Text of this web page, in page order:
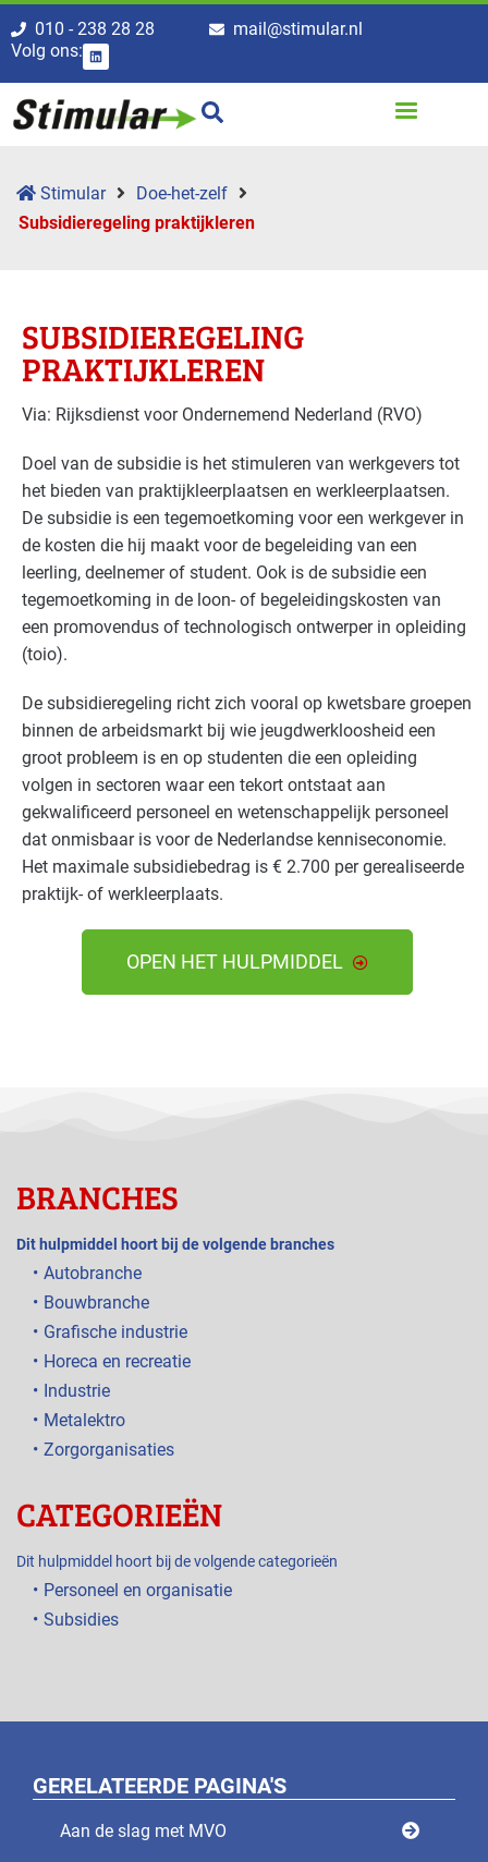
010 - 238 28 28
mail@stimular.nl
Volg ons:
Stimular
Doe-het-zelf
Subsidieregeling praktijkleren
SUBSIDIEREGELING
PRAKTIJKLEREN
Via: Rijksdienst voor Ondernemend Nederland (RVO)
Doel van de subsidie is het stimuleren van werkgevers tot
het bieden van praktijkleerplaatsen en werkleerplaatsen.
De subsidie is een tegemoetkoming voor een werkgever in
de kosten die hij maakt voor de begeleiding van een
leerling, deelnemer of student. Ook is de subsidie een
tegemoetkoming in de loon- of begeleidingskosten van
een promovendus of technologisch ontwerper in opleiding
(toio).
De subsidieregeling richt zich vooral op kwetsbare groepen
binnen de arbeidsmarkt bij wie jeugdwerkloosheid een
groot probleem is en op studenten die een opleiding
volgen in sectoren waar een tekort ontstaat aan
gekwalificeerd personeel en wetenschappelijk personeel
dat onmisbaar is voor de Nederlandse kenniseconomie.
Het maximale subsidiebedrag is € 2.700 per gerealiseerde
praktijk- of werkleerplaats.
OPEN HET HULPMIDDEL
BRANCHES
Dit hulpmiddel hoort bij de volgende branches
Autobranche
Bouwbranche
Grafische industrie
Horeca en recreatie
Industrie
Metalektro
Zorgorganisaties
CATEGORIEËN
Dit hulpmiddel hoort bij de volgende categorieën
Personeel en organisatie
Subsidies
GERELATEERDE PAGINA'S
Aan de slag met MVO